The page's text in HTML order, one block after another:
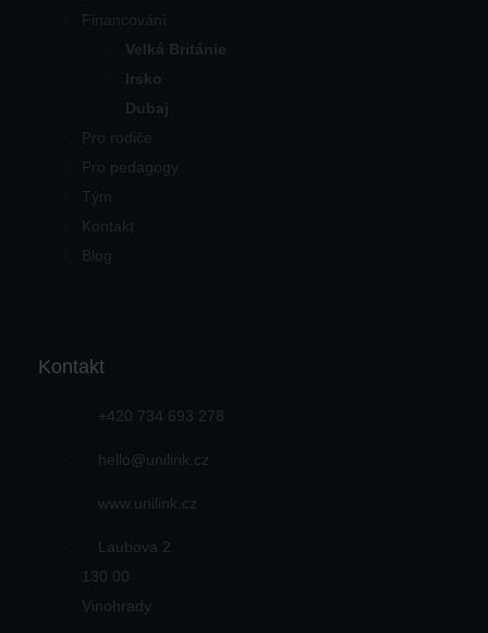
Financování
Velká Británie
Irsko
Dubaj
Pro rodiče
Pro pedagogy
Tým
Kontakt
Blog
Kontakt
+420 734 693 278
hello@unilink.cz
www.unilink.cz
Laubova 2
130 00
Vinohrady